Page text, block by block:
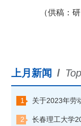
（供稿：
上月新闻 /
1 关于2023年劳
2